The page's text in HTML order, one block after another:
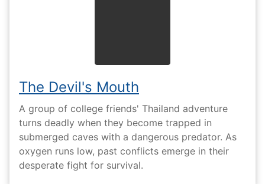
The Devil's Mouth
A group of college friends' Thailand adventure
turns deadly when they become trapped in
submerged caves with a dangerous predator. As
oxygen runs low, past conflicts emerge in their
desperate fight for survival.